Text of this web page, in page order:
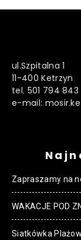
ul.Szpitalna 1
11-400 Ketrzyn
tel. 501 794 843
e-mail:
Zapraszamy na
WAKACJE POD
Siatkówka